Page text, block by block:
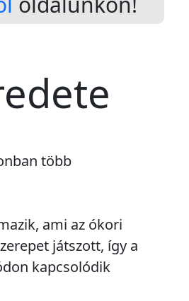
több
ami az ókori
játszott, így a
kapcsolódik